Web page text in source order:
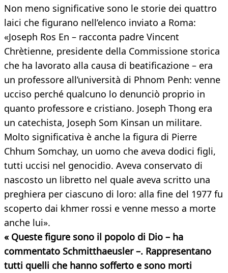
Non meno significative sono le storie dei quattro
laici che figurano nell’elenco inviato a Roma:
«Joseph Ros En – racconta padre Vincent
Chrètienne, presidente della Commissione storica
che ha lavorato alla causa di beatificazione – era
un professore all’università di Phnom Penh: venne
ucciso perché qualcuno lo denunciò proprio in
quanto professore e cristiano. Joseph Thong era
un catechista, Joseph Som Kinsan un militare.
Molto significativa è anche la figura di Pierre
Chhum Somchay, un uomo che aveva dodici figli,
tutti uccisi nel genocidio. Aveva conservato di
nascosto un libretto nel quale aveva scritto una
preghiera per ciascuno di loro: alla fine del 1977 fu
scoperto dai khmer rossi e venne messo a morte
anche lui».
« Queste figure sono il popolo di Dio – ha
commentato Schmitthaeusler –. Rappresentano
tutti quelli che hanno sofferto e sono morti